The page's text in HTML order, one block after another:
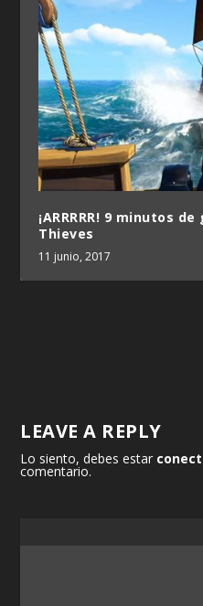
¡ARRRRR! 9 minutos
Thieves
11 junio, 2017
LEAVE A REPLY
Lo siento, debes estar
comentario.